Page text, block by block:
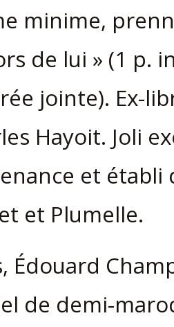
minime,
de lui » (1 p.
jointe). Ex-
Hayoit. Joli
et établi
et Plumelle.
Édouard
de demi-